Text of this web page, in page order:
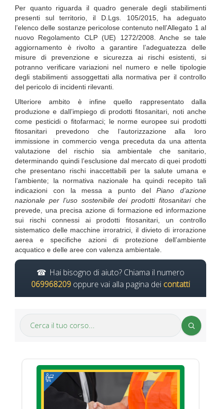
Per quanto riguarda il quadro generale degli stabilimenti
presenti sul territorio, il D.Lgs. 105/2015, ha adeguato
l’elenco delle sostanze pericolose contenuto nell’Allegato 1 al
nuovo Regolamento CLP (UE) 1272/2008. Anche se tale
aggiornamento è rivolto a garantire l’adeguatezza delle
misure di prevenzione e sicurezza ai rischi esistenti, si
potranno verificare variazioni nel numero e nelle tipologie
degli stabilimenti assoggettati alla normativa per il controllo
del pericolo di incidenti rilevanti.
Ulteriore ambito è infine quello rappresentato dalla
produzione e dall’impiego di prodotti fitosanitari, noti anche
come pesticidi o fitofarmaci; le norme europee sui prodotti
fitosanitari prevedono che l’autorizzazione alla loro
immissione in commercio venga preceduta da una attenta
valutazione del rischio sia ambientale che sanitario,
determinando quindi l’esclusione dal mercato di quei prodotti
che presentano rischi inaccettabili per la salute umana e
l’ambiente; la normativa nazionale ha quindi recepito tali
indicazioni con la messa a punto delPiano d’azione
nazionale per l’uso sostenibile dei prodotti fitosanitariche
prevede, una precisa azione di formazione ed informazione
sui rischi connessi ai prodotti fitosanitari, un controllo
sistematico delle macchine irroratrici, il divieto di irrorazione
aerea e specifiche azioni di protezione dell’ambiente
acquatico e delle aree con valenza ambientale.
Hai bisogno di aiuto? Chiama il numero
069968209 oppure vai alla pagina dei contatti